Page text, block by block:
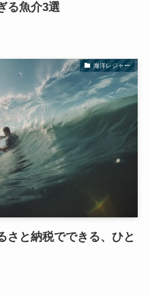
る魚介3選
海洋レジャー
さと納税でできる、ひと